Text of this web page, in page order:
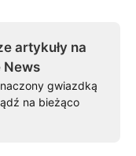
artykuły na
News
gwiazdką
na bieżąco